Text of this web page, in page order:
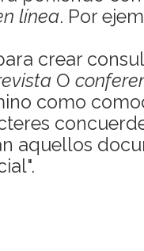
línea. Por
crear
O
como
aquellos